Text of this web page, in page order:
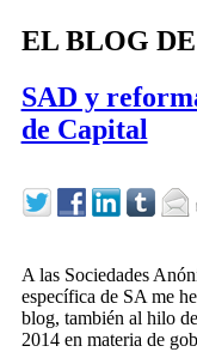
EL BLOG
SAD y
de Capital
A las Sociedades
específica de SA me
blog, también al hilo
2014 en materia de